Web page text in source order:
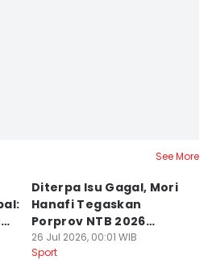
See More
Diterpa Isu Gagal, Mori
Hanafi Tegaskan
Porprov NTB 2026
Sukses Digelar
26 Jul 2026, 00:01 WIB
Sport